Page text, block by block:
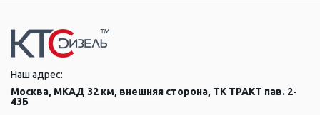
Наш адрес:
Москва, МКАД 32 км, внешняя сторона, ТК ТРАКТ пав. 2-
43Б